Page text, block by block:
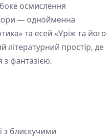
осмислення
— однойменна
та есей «Уріж та його
літературний простір, де
з фантазією.
блискучими